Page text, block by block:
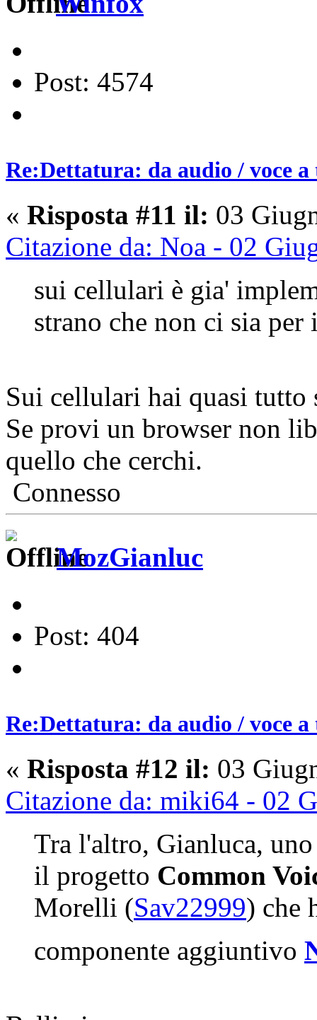
Post: 4574
Re:Dettatura: da audio / voce a
« Risposta #11 il: 03
Citazione da: Noa - 02
sui cellulari è gia'
strano che non ci sia
Sui cellulari hai quasi tutto
Se provi un browser non
quello che cerchi.
Connesso
MozGianluc
Post: 404
Re:Dettatura: da audio / voce a
« Risposta #12 il: 03
Citazione da: miki64 - 02
Tra l'altro, Gianluca,
il progetto Common
Morelli (Sav22999) che
componente aggiuntivo